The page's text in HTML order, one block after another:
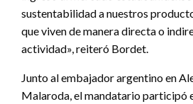
sustentabilidad a nuestros
que viven de manera directa o
actividad», reiteró Bordet.
Junto al embajador argentino en
Malaroda, el mandatario participó